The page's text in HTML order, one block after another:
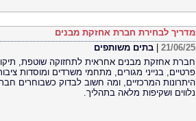
מדריך לבחירת חברת אחזקת מבנים
21/06/25
בתים משותפים
חברת אחזקת מבנים אחראית לתחזוקה שוטפת, תיקון
פרטיים, בנייני מגורים, מתחמי משרדים ומוסדות
היתרונות המרכזיים, ומה חשוב לבדוק כשבוחרים
נלווים ושקיפות מלאה בתהליך.